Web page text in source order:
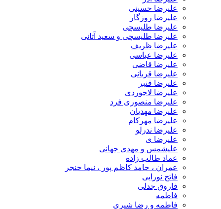
علیرضا حسینی
علیرضا روزگار
علیرضا طلیسچی
علیرضا طلیسچی و سعید آتانی
علیرضا ظریف
علیرضا عباسی
علیرضا قاضی
علیرضا قربانی
علیرضا قنبر
علیرضا لاجوردی
علیرضا منصوری فرد
علیرضا مهدیان
علیرضا مهرکام
علیرضا ندرلو
علیرضا ی
علیشمس و مهدی جهانی
عماد طالب زاده
عمران ، حامد کاظم پور ، نیما حنجر
فاتح نورایی
فاروق جدلی
فاطمه
فاطمه و رضا شیری